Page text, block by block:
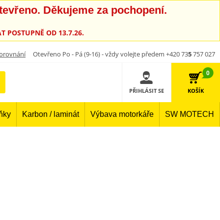
Děkujeme za pochopení.
POSTUPNĚ OD 13.7.26.
Otevřeno Po - Pá (9-16) - vždy volejte předem +420 735757 027
PŘIHLÁSIT SE
0
KOŠÍK
Karbon / laminát Výbava motorkáře SW MOTECH